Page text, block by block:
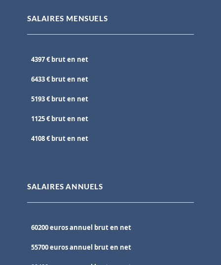
SALAIRES MENSUELS
4397 € brut en net
6433 € brut en net
5193 € brut en net
1125 € brut en net
4108 € brut en net
SALAIRES ANNUELS
60200 euros annuel brut en net
55700 euros annuel brut en net